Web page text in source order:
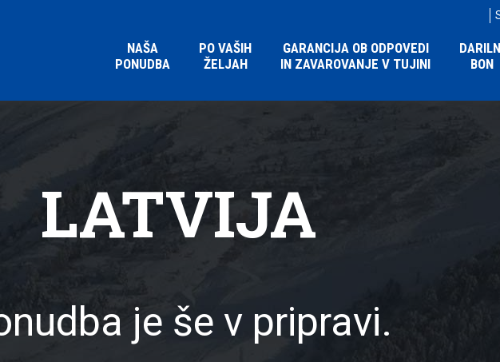
NAŠA
PONUDBA
PO VAŠIH
ŽELJAH
GARANCIJA OB ODPOVEDI
IN ZAVAROVANJE V TUJINI
BON
LATVIJA
je še v pripravi.